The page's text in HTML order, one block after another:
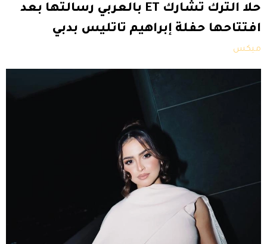
حلا الترك تشارك ET بالعربي رسالتها بعد
افتتاحها حفلة إبراهيم تاتليس بدبي
ميكس